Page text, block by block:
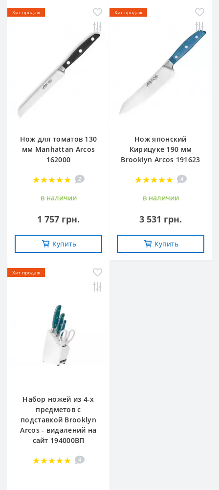
Хит продаж
Нож для томатов 130
мм Manhattan Arcos
162000
2
в наличии
1 757 грн.
Купить
Хит продаж
Нож японский
Кирицуке 190 мм
Brooklyn Arcos 191623
4
в наличии
3 531 грн.
Купить
Хит продаж
Набор ножей из 4-х
предметов с
подставкой Brooklyn
Arcos - видалений на
сайт 194000ВП
4